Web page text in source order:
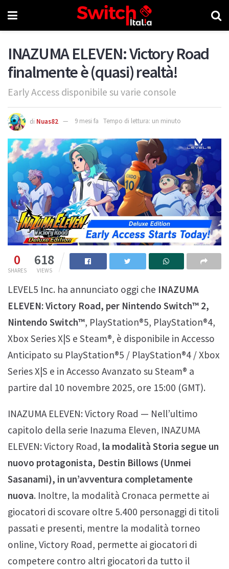
INAZUMA ELEVEN: Victory Road
finalmente è (quasi) realtà!
Early Access disponibile su varie console
di Nuas82 9 mesi fa Tempo di lettura: un minuto
0
SHARES
618
VIEWS
LEVEL5 Inc. ha annunciato oggi che INAZUMA
ELEVEN: Victory Road, per Nintendo Switch™ 2,
Nintendo Switch™, PlayStation®5, PlayStation®4,
Xbox Series X|S e Steam®, è disponibile in Accesso
Anticipato su PlayStation®5 / PlayStation®4 / Xbox
Series X|S e in Accesso Avanzato su Steam® a
partire dal 10 novembre 2025, ore 15:00 (GMT).
INAZUMA ELEVEN: Victory Road — Nell’ultimo
capitolo della serie Inazuma Eleven, INAZUMA
ELEVEN: Victory Road, la modalità Storia segue un
nuovo protagonista, Destin Billows (Unmei
Sasanami), in un’avventura completamente
nuova. Inoltre, la modalità Cronaca permette ai
giocatori di scovare oltre 5.400 personaggi di titoli
passati e presenti, mentre la modalità torneo
online, Victory Road, permette ai giocatori di
competere contro altri giocatori da tutto il